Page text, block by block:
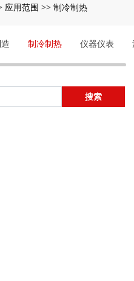
应用范围 >> 制冷制热
制冷制热 仪器仪表
搜索